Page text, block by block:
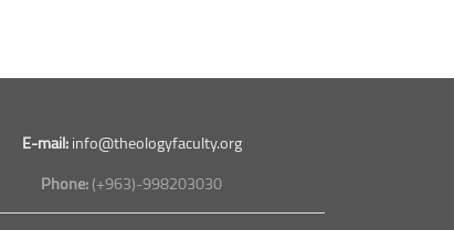
E-mail:info@theologyfaculty.org
Phone:(+963)-998203030